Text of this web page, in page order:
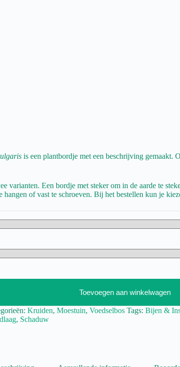
is een plantbordje met een beschrijving gemaakt.
varianten. Een bordje met steker om in de aarde te
hangen of vast te schroeven. Bij het bestellen kun je
Toevoegen aan winkelwagen
Kruiden, Moestuin, Voedselbos Tags: Bijen &
, Schaduw